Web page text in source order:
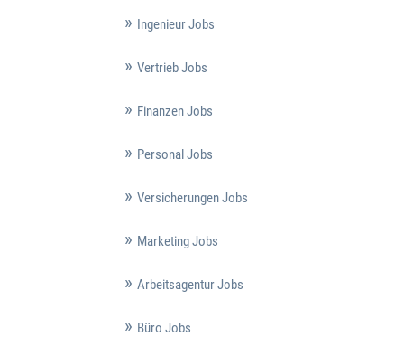
Ingenieur Jobs
Vertrieb Jobs
Finanzen Jobs
Personal Jobs
Versicherungen Jobs
Marketing Jobs
Arbeitsagentur Jobs
Büro Jobs